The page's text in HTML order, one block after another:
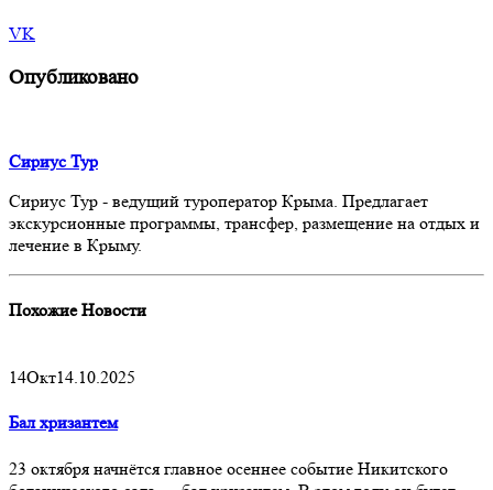
VK
Опубликовано
Сириус Тур
Сириус Тур - ведущий туроператор Крыма. Предлагает
экскурсионные программы, трансфер, размещение на отдых и
лечение в Крыму.
ПохожиеНовости
14Окт14.10.2025
Бал хризантем
23 октября начнётся главное осеннее событие Никитского